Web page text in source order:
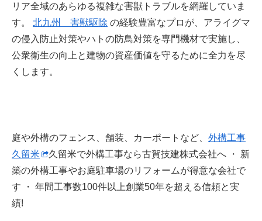
リア全域のあらゆる複雑な害獣トラブルを網羅していま
す。 北九州 害獣駆除 の経験豊富なプロが、アライグマ
の侵入防止対策やハトの防鳥対策を専門機材で実施し、
公衆衛生の向上と建物の資産価値を守るために全力を尽
くします。
庭や外構のフェンス、舗装、カーポートなど、 外構工事
久留米
久留米で外構工事なら古賀技建株式会社へ ・ 新
築の外構工事やお庭駐車場のリフォームが得意な会社で
す ・ 年間工事数100件以上創業50年を超える信頼と実
績!